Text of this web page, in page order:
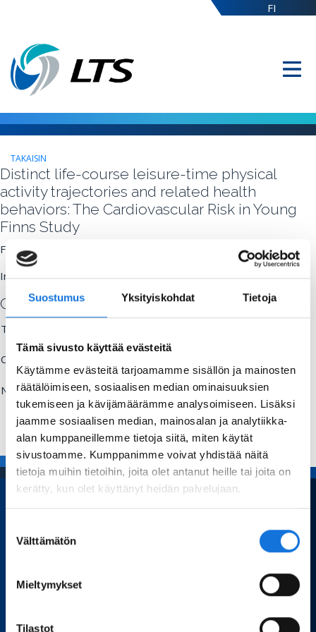
Suostumus Yksityiskohdat Tietoja
Tämä sivusto käyttää evästeitä
Käytämme evästeitä tarjoamamme sisällön ja mainosten
räätälöimiseen, sosiaalisen median ominaisuuksien
tukemiseen ja kävijämäärämme analysoimiseen. Lisäksi
jaamme sosiaalisen median, mainosalan ja analytiikka-
alan kumppaneillemme tietoja siitä, miten käytät
sivustoamme. Kumppanimme voivat yhdistää näitä
tietoja muihin tietoihin, joita olet antanut heille tai joita on
kerätty, kun olet käyttänyt heidän palvelujaan.
valinta
Välttämätön
Mieltymykset
Tilastot
FI
TAKAISIN
Distinct life-course leisure-time physical
activity trajectories and related health
behaviors: The Cardiovascular Risk in Young
Finns Study
Fri Dec 10 15:26:00 2021
Irinja Lounassalo, University of Jyväskylä
Commenting
Title:
Comment:
Name:
Send